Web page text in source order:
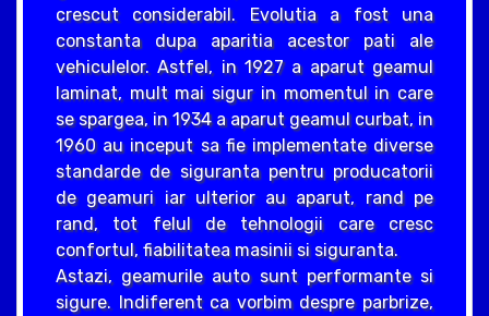
crescut considerabil. Evolutia a fost una
constanta dupa aparitia acestor pati ale
vehiculelor. Astfel, in 1927 a aparut geamul
laminat, mult mai sigur in momentul in care
se spargea, in 1934 a aparut geamul curbat, in
1960 au inceput sa fie implementate diverse
standarde de siguranta pentru producatorii
de geamuri iar ulterior au aparut, rand pe
rand, tot felul de tehnologii care cresc
confortul, fiabilitatea masinii si siguranta.
Astazi, geamurile auto sunt performante si
sigure. Indiferent ca vorbim despre parbrize,